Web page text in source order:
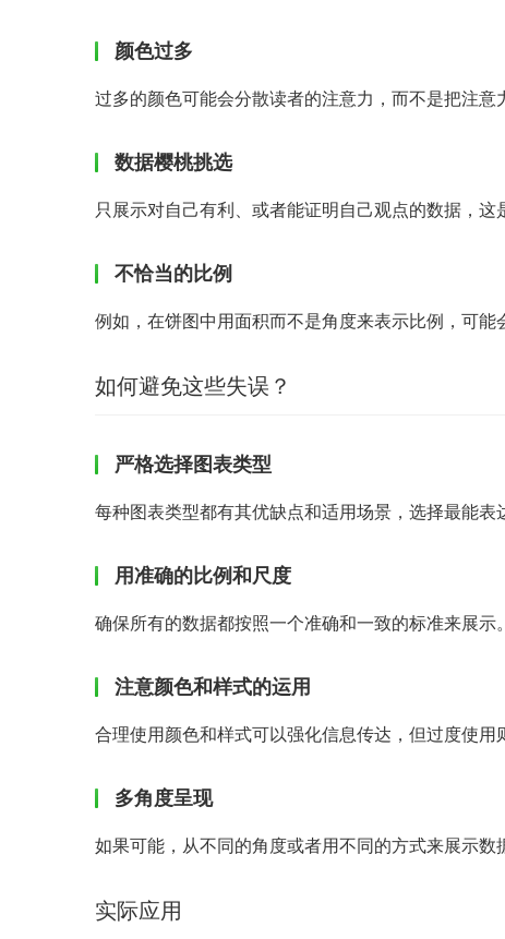
颜色过多
过多的颜色可能会分散读者的注意力，而不是把注意
数据樱桃挑选
只展示对自己有利、或者能证明自己观点的数据，这
不恰当的比例
例如，在饼图中用面积而不是角度来表示比例，可能
如何避免这些失误？
严格选择图表类型
每种图表类型都有其优缺点和适用场景，选择最能表
用准确的比例和尺度
确保所有的数据都按照一个准确和一致的标准来展示。
注意颜色和样式的运用
合理使用颜色和样式可以强化信息传达，但过度使用
多角度呈现
如果可能，从不同的角度或者用不同的方式来展示数
实际应用